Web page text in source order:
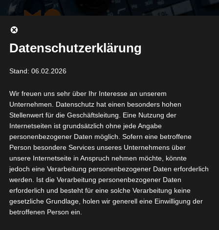
Datenschutzerklärung
Stand: 06.02.2026
Wir freuen uns sehr über Ihr Interesse an unserem
Unternehmen. Datenschutz hat einen besonders hohen
Stellenwert für die Geschäftsleitung. Eine Nutzung der
Internetseiten ist grundsätzlich ohne jede Angabe
personenbezogener Daten möglich. Sofern eine betroffene
Person besondere Services unseres Unternehmens über
unsere Internetseite in Anspruch nehmen möchte, könnte
jedoch eine Verarbeitung personenbezogener Daten erforderlich
werden. Ist die Verarbeitung personenbezogener Daten
erforderlich und besteht für eine solche Verarbeitung keine
gesetzliche Grundlage, holen wir generell eine Einwilligung der
betroffenen Person ein.